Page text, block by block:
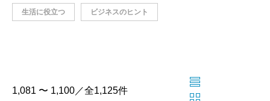
生活に役立つ ビジネスのヒント
1,081 〜 1,100／全1,125件